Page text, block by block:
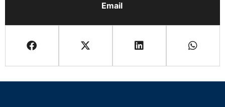
Email